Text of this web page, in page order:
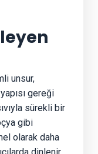
unsur,
gereği
sürekli bir
gibi
olarak daha